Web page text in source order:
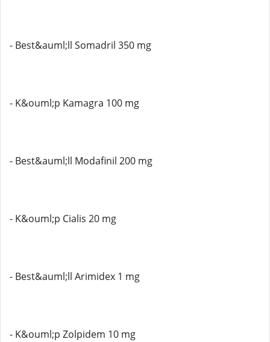
- Best&auml;ll Somadril 350 mg
- K&ouml;p Kamagra 100 mg
- Best&auml;ll Modafinil 200 mg
- K&ouml;p Cialis 20 mg
- Best&auml;ll Arimidex 1 mg
- K&ouml;p Zolpidem 10 mg